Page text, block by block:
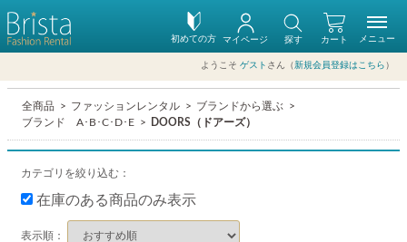
初めての方 カート
マイページ 探す
ようこそ ゲスト さん（新規会員登録はこちら ）
メニュー
全商品 ファッションレンタル
ブランドから選ぶ
ブランド A･B･C･D･E
DOORS（ドアーズ）
カテゴリを絞り込む：
在庫のある商品のみ表示
表示順：